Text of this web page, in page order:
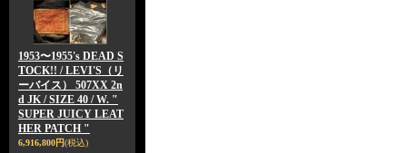
1953〜1955's DEAD S
TOCK!! / LEVI'S（リ
ーバイス） 507XX 2n
d JK / SIZE 40 / W. "
SUPER JUICY LEAT
HER PATCH "
6,916,800円(税込)